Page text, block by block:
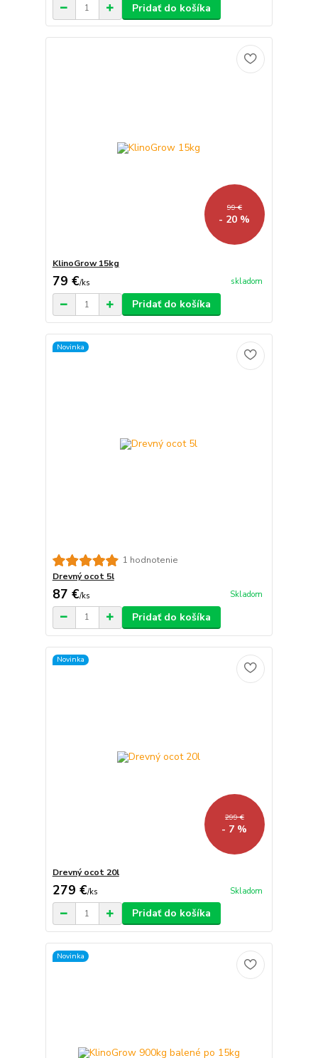
Pridať do košíka
99 €
- 20 %
KlinoGrow 15kg
79 €/ks skladom
Pridať do košíka
Novinka
1 hodnotenie
Drevný ocot 5l
87 €/ks Skladom
Pridať do košíka
Novinka
299 €
- 7 %
Drevný ocot 20l
279 €/ks Skladom
Pridať do košíka
Novinka